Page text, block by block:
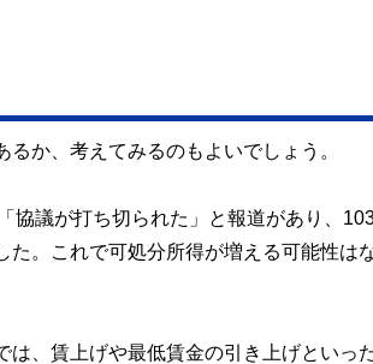
か、考えてみるのもよいでしょう。
協議が打ち切られた」と報道があり、
。これで可処分所得が増える可能性は
、賃上げや最低賃金の引き上げといっ